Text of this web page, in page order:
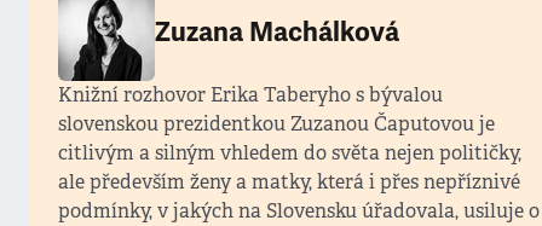
Zuzana Machálková
Knižní rozhovor Erika Taberyho s bývalou
slovenskou prezidentkou Zuzanou Čaputovou je
citlivým a silným vhledem do světa nejen političky,
ale především ženy a matky, která i přes nepříznivé
podmínky, v jakých na Slovensku úřadovala, usiluje o